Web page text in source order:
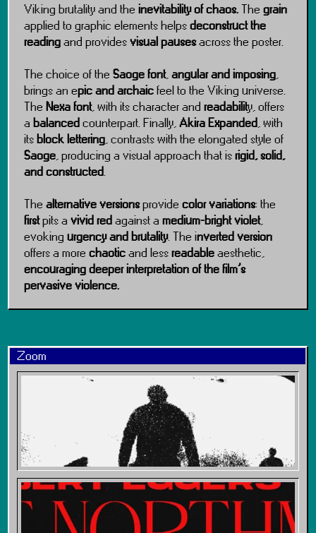
Viking brutality and theinevitability of chaos.The grain
applied to graphic elements helpsdeconstruct the
readingand providesvisual pausesacross the poster.
The choice of the Saoge font,angular and imposing,
brings an epic and archaicfeel to the Viking universe.
The Nexa font, with its character and readability, offers
a balancedcounterpart. Finally,Akira Expanded, with
itsblock lettering, contrasts with the elongated style of
Saoge, producing a visual approach that isrigid, solid,
and constructed.
Thealternative versionsprovide color variations: the
firstpits avivid redagainst amedium-bright violet,
evokingurgency and brutality. The inverted version
offers a morechaoticand lessreadableaesthetic,
encouraging deeper interpretation of the film’s
pervasive violence.
Zoom